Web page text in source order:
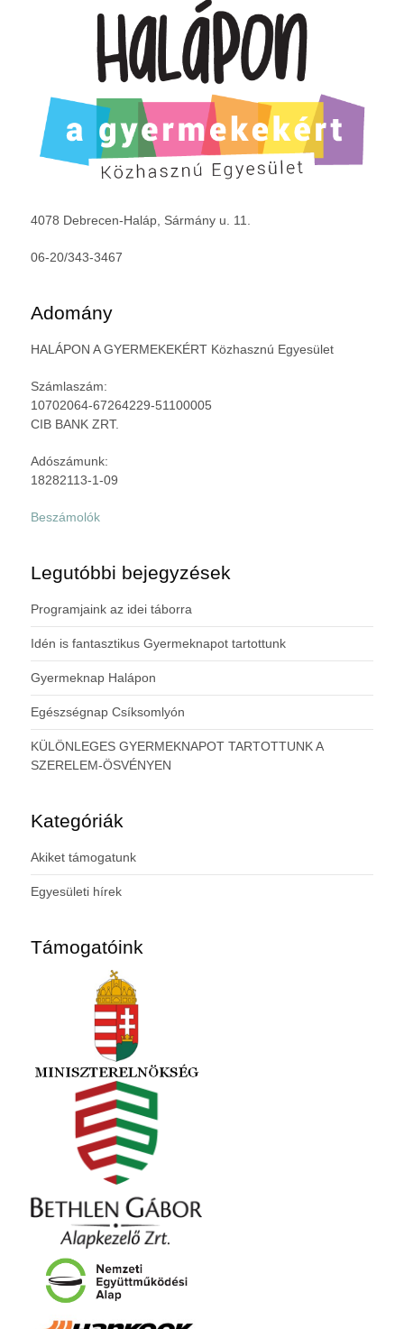
4078 Debrecen-Haláp, Sármány u. 11.
06-20/343-3467
Adomány
HALÁPON A GYERMEKEKÉRT Közhasznú Egyesület
Számlaszám:
10702064-67264229-51100005
CIB BANK ZRT.
Adószámunk:
18282113-1-09
Beszámolók
Legutóbbi bejegyzések
Programjaink az idei táborra
Idén is fantasztikus Gyermeknapot tartottunk
Gyermeknap Halápon
Egészségnap Csíksomlyón
KÜLÖNLEGES GYERMEKNAPOT TARTOTTUNK A
SZERELEM-ÖSVÉNYEN
Kategóriák
Akiket támogatunk
Egyesületi hírek
Támogatóink